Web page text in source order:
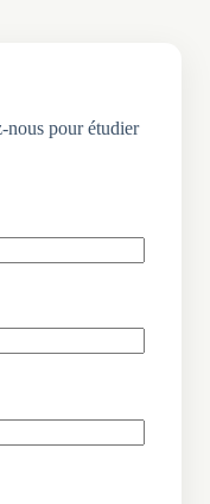
nous pour étudier